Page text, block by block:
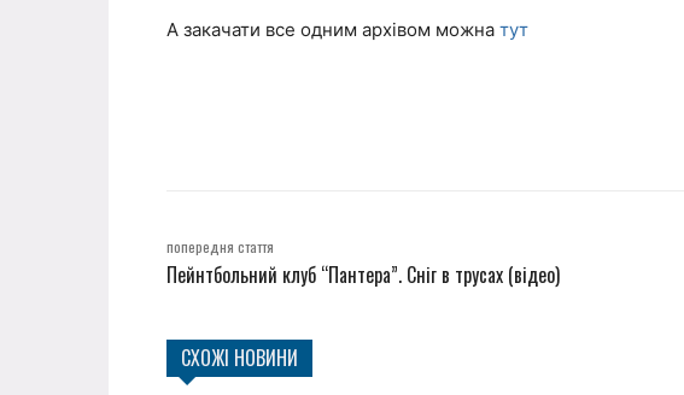
А закачати все одним архівом можна тут
попередня стаття
Пейнтбольний клуб “Пантера”. Сніг в трусах (відео)
СХОЖІ НОВИНИ